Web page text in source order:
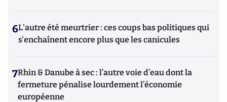
6L'autre été meurtrier : ces coups bas politiques qui
s'enchaînent encore plus que les canicules
7Rhin & Danube à sec : l’autre voie d’eau dont la
fermeture pénalise lourdement l’économie
européenne